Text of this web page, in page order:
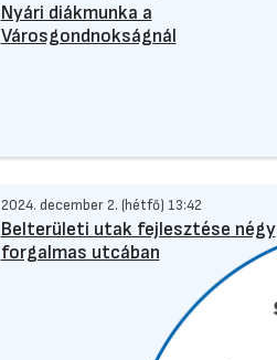
Nyári diákmunka a
Városgondnokságnál
2024. december 2. (hétfő) 13:42
Belterületi utak fejlesztése négy
forgalmas utcában